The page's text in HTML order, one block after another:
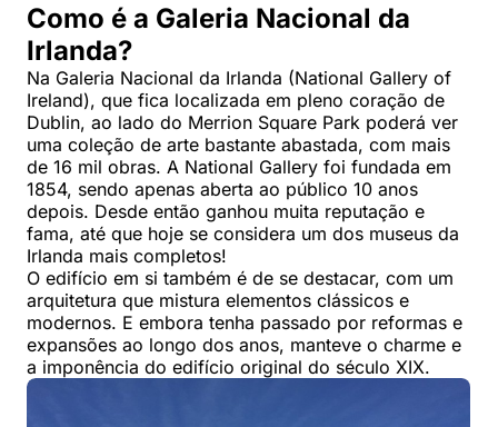
Como é a Galeria Nacional da
Irlanda?
Na Galeria Nacional da Irlanda (National Gallery of
Ireland), que fica localizada em pleno coração de
Dublin, ao lado do Merrion Square Park poderá ver
uma coleção de arte bastante abastada, com mais
de 16 mil obras. A National Gallery foi fundada em
1854, sendo apenas aberta ao público 10 anos
depois. Desde então ganhou muita reputação e
fama, até que hoje se considera um dos museus da
Irlanda mais completos!
O edifício em si também é de se destacar, com um
arquitetura que mistura elementos clássicos e
modernos. E embora tenha passado por reformas e
expansões ao longo dos anos, manteve o charme e
a imponência do edifício original do século XIX.